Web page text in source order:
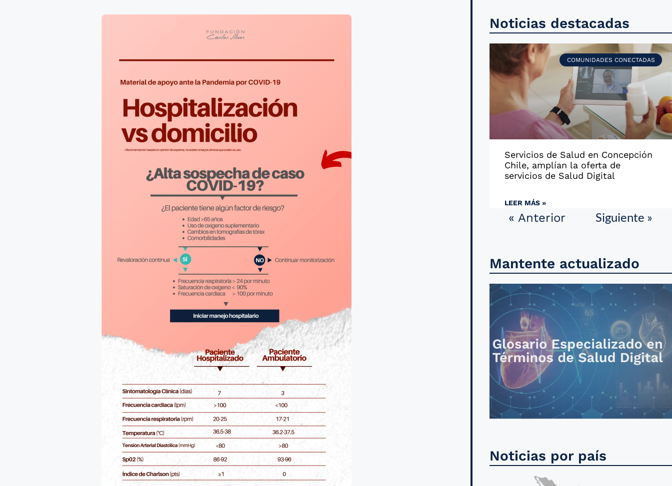
Hospitalización vs
Noticias destacadas
COMUNIDADES CONECTADAS
Servicios de Salud en Concepción
Chile, amplían la oferta de
servicios de Salud Digital
LEER MÁS »
« Anterior Siguiente »
Mantente actualizado
Noticias por país